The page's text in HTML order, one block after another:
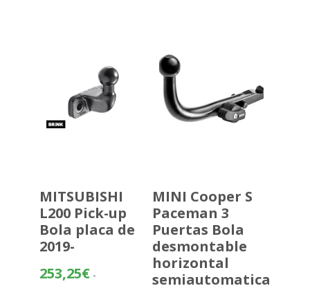
MITSUBISHI
L200 Pick-up
Bola placa de
2019-
253,25€ -
MINI Cooper S
Paceman 3
Puertas Bola
desmontable
horizontal
semiautomatica